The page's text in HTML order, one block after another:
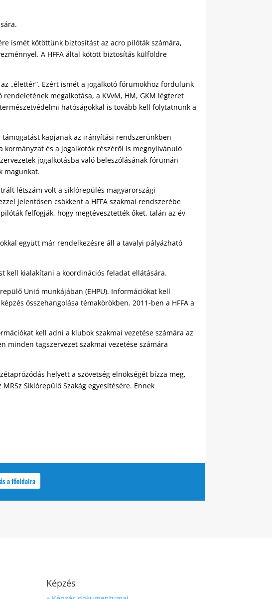
ismét kötöttünk biztosítást az acro pilóták számára,
A HFFA által kötött biztosítás külföldre
„élettér”. Ezért ismét a jogalkotó fórumokhoz fordulunk
megalkotása, a KVvM, HM, GKM légteret
hatóságokkal is tovább kell folytatnunk a
kapjanak az irányítási rendszerünkben
kormányzat és a jogalkotók részéről is megnyilvánuló
jogalkotásba való beleszólásának fórumán
magunkat.
létszám volt a siklórepülés magyarországi
jelentősen csökkent a HFFA szakmai rendszerébe
felfogják, hogy megtévesztették őket, talán az év
együtt már rendelkezésre áll a tavalyi pályázható
kell kialakítani a koordinációs feladat ellátására.
Unió munkájában (EHPU). Információkat kell
összehangolása témakörökben. 2011-ben a HFFA a
kell adni a klubok szakmai vezetése számára az
minden tagszervezet szakmai vezetése számára
helyett a szövetség elnökségét bízza meg,
Siklórepülő Szakág egyesítésére. Ennek
a főoldalra
Képzés